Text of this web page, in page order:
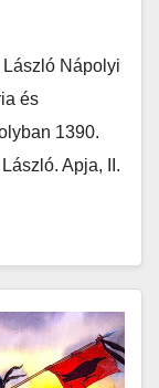
Nápolyi
és
1390.
Apja, II.